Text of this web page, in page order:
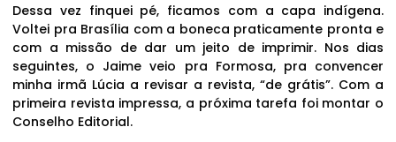
Dessa vez finquei pé, ficamos com a capa indígena.
Voltei pra Brasília com a boneca praticamente pronta e
com a missão de dar um jeito de imprimir. Nos dias
seguintes, o Jaime veio pra Formosa, pra convencer
minha irmã Lúcia a revisar a revista, “de grátis”. Com a
primeira revista impressa, a próxima tarefa foi montar o
Conselho Editorial.